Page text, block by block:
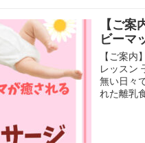
【ご
ビーマ
【ご案
レッスン
無い日々
れた離乳